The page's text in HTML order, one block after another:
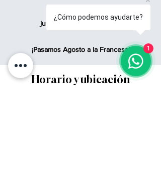
y su grupo
jue, 29 ago
  |
Providencia
¡Pasamos Agosto a la Francesa!
Horario y ubicación
¿Cómo podemos ayudarte?
1